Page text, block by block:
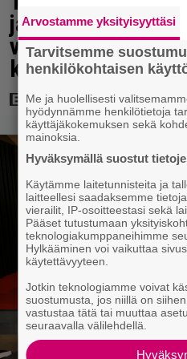
ja Tom Cruisen
vuotta sitten –
käytös
Arvostamme yksityisyyttäsi
Tarvitsemme
henkilökohtaisen
Me ja huolellisesti
hyödynnämme henkilötietoja
käyttäjäkokemuksen sekä
mainoksia.
Hyväksymällä suostut
Käytämme laitetunnisteita ja
laitteellesi saadaksemme
vierailit, IP-osoitteestasi sekä
Pääset tutustumaan
teknologiakumppaneihimme
Hylkääminen voi vaikuttaa
käytettävyyteen.
Jotkin teknologiamme voivat
suostumusta, jos niillä on
vastustaa tätä tai muuttaa
seuraavalla välilehdellä.